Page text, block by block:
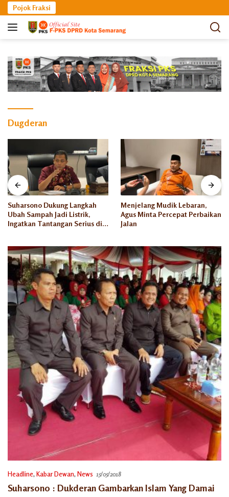
Langsung
ke
konten
Pojok Fraksi
Dugderan
Suharsono Dukung Langkah
Ubah Sampah Jadi Listrik,
Ingatkan Tantangan Serius di
Menjelang Mudik Lebaran,
Agus Minta Percepat Perbaikan
Jalan
Headline, Kabar Dewan, News 15/05/2018
Suharsono : Dukderan Gambarkan Islam Yang Damai